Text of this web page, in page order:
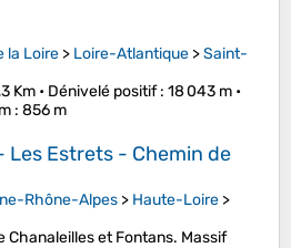
la Loire > Loire-Atlantique >Saint-
Km • Dénivelé positif: 18 043 m •
: 856 m
Les Estrets - Chemin de
Rhône-Alpes > Haute-Loire >
Chanaleilles et Fontans. Massif